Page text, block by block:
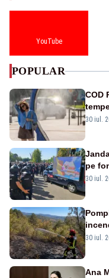
YouTube
POPULAR
COD
30 iul.
pe
30 iul.
30 iul.
Ana